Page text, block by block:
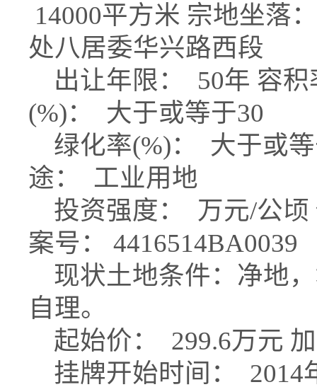
14000平方米 宗地坐落
处八居委华兴路西段
出让年限： 50年 容积
(%)： 大于或等于30
绿化率(%)： 大于或
途： 工业用地
投资强度： 万元/公顷
案号： 4416514BA0039
现状土地条件：净地
自理。
起始价： 299.6万元
挂牌开始时间： 2014